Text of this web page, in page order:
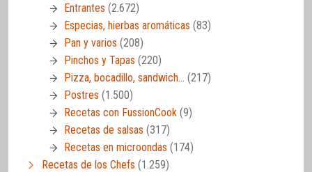
Entrantes (2.672)
Especias, hierbas aromáticas (83)
Pan y varios (208)
Pinchos y Tapas (220)
Pizza, bocadillo, sandwich… (217)
Postres (1.500)
Recetas con FussionCook (9)
Recetas de salsas (317)
Recetas en microondas (174)
Recetas de los Chefs (1.259)